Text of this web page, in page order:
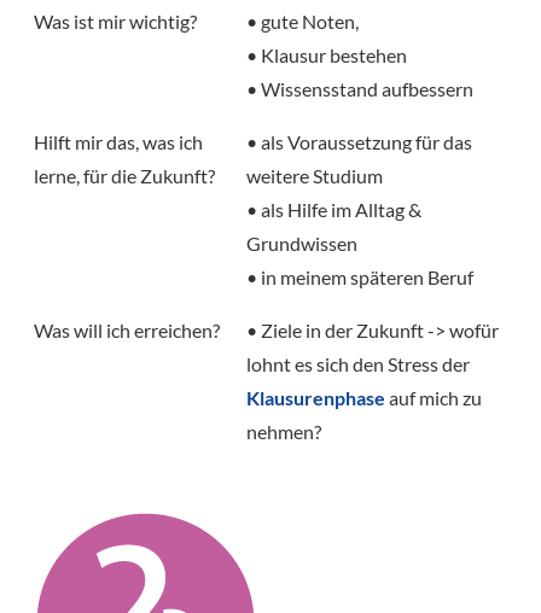
Was ist mir wichtig?
• gute Noten,
• Klausur bestehen
• Wissensstand aufbessern
Hilft mir das, was ich
lerne, für die Zukunft?
• als Voraussetzung für das
weitere Studium
• als Hilfe im Alltag &
Grundwissen
• in meinem späteren Beruf
Was will ich erreichen?
• Ziele in der Zukunft -> wofür
lohnt es sich den Stress der
Klausurenphase auf mich zu
nehmen?